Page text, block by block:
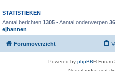
STATISTIEKEN
Aantal berichten 1305 • Aantal onderwerpen
ejhannen
Forumoverzicht
Powered by phpBB® Forum